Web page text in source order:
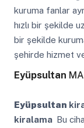
kuruma fanlar
hızlı bir şekilde
bir şekilde
şehirde hizmet
Eyüpsultan
Eyüpsultan
kiralama Bu